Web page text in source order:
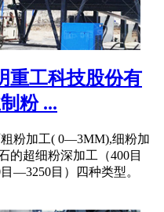
重工科技股份有
粉 ...
粉加工( 0—3MM),细粉加
的超细粉深加工（400目
—3250目）四种类型。